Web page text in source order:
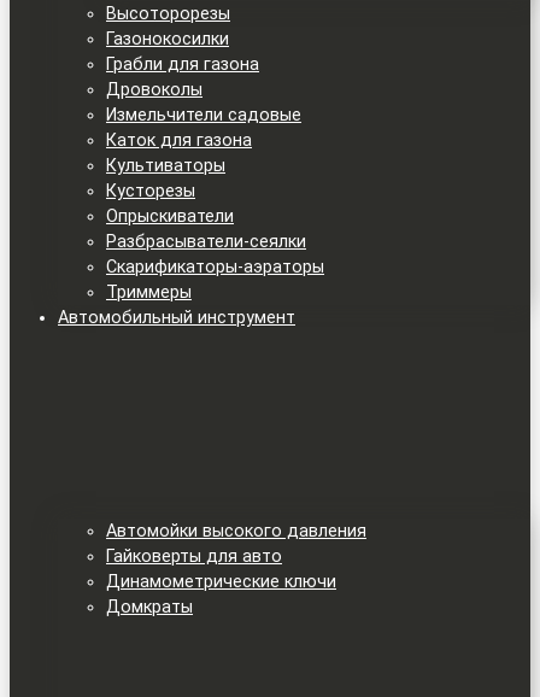
Высоторорезы
Газонокосилки
Грабли для газона
Дровоколы
Измельчители садовые
Каток для газона
Культиваторы
Кусторезы
Опрыскиватели
Разбрасыватели-сеялки
Скарификаторы-аэраторы
Триммеры
Автомобильный инструмент
Автомойки высокого давления
Гайковерты для авто
Динамометрические ключи
Домкраты